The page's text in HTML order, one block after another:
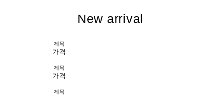
New arrival
제목
가격
제목
가격
제목